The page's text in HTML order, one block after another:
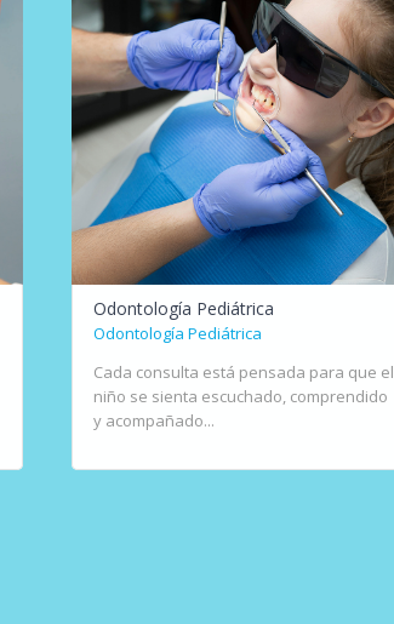
Odontología Pediátrica
Odontología Pediátrica
Cada consulta está pensada para que el
niño se sienta escuchado, comprendido
y acompañado...